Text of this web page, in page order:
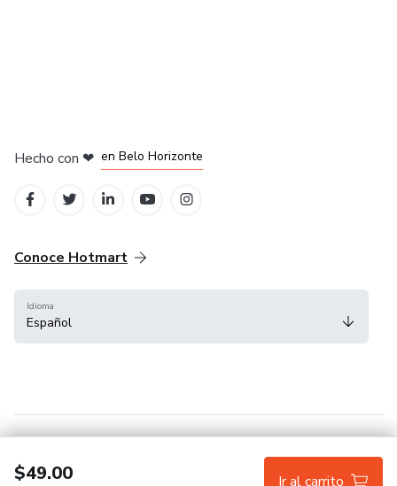
$49.00 Ir al carrito
Hecho con ❤ en Belo Horizonte
Conoce Hotmart
Idioma
Español